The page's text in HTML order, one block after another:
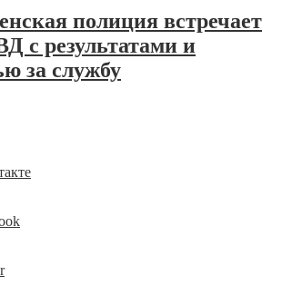
полиция встречает
с результатами и
за службу